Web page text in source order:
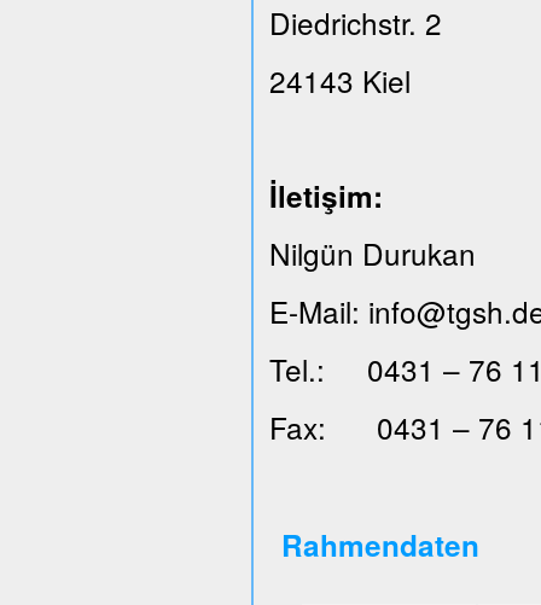
Diedrichstr. 2
24143 Kiel
İletişim:
Nilgün Durukan
E-Mail:
Tel.: 0431 – 76
Fax: 0431 – 76
Rahmendaten